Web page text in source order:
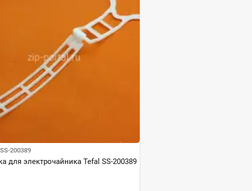
200389
для электрочайника Tefal SS-200389